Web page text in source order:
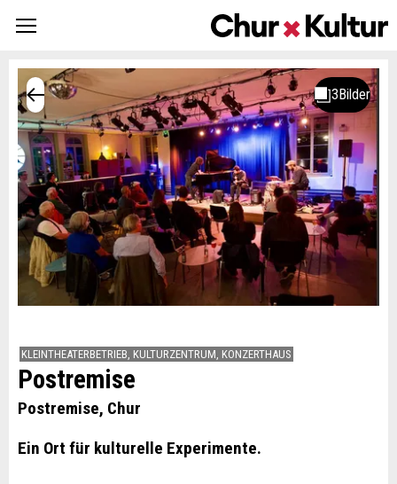
KLEINTHEATERBETRIEB, KULTURZENTRUM, KONZERTHAUS
Postremise
Postremise, Chur
Ein Ort für kulturelle Experimente.